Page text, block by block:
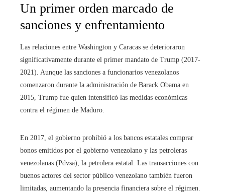
Un primer orden marcado de
sanciones y enfrentamiento
Las relaciones entre Washington y Caracas se deterioraron
significativamente durante el primer mandato de Trump (2017-
2021). Aunque las sanciones a funcionarios venezolanos
comenzaron durante la administración de Barack Obama en
2015, Trump fue quien intensificó las medidas económicas
contra el régimen de Maduro.
En 2017, el gobierno prohibió a los bancos estatales comprar
bonos emitidos por el gobierno venezolano y las petroleras
venezolanas (Pdvsa), la petrolera estatal. Las transacciones con
buenos actores del sector público venezolano también fueron
limitadas, aumentando la presencia financiera sobre el régimen.